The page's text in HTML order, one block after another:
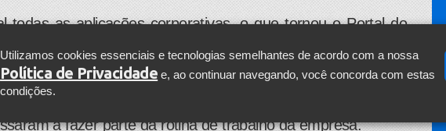
todas as aplicações corporativas, o que tornou o Portal do
de entrada para tudo o que o colaborador precisasse em
o muito mais produtivo.
fornecidas pelo Microsoft Office 365 integradas com o
a fazer parte da rotina de trabalho da empresa.
Utilizamos cookies essenciais e tecnologias semelhantes de acordo com a nossa
Política de Privacidade e, ao continuar navegando, você concorda com estas
condições.